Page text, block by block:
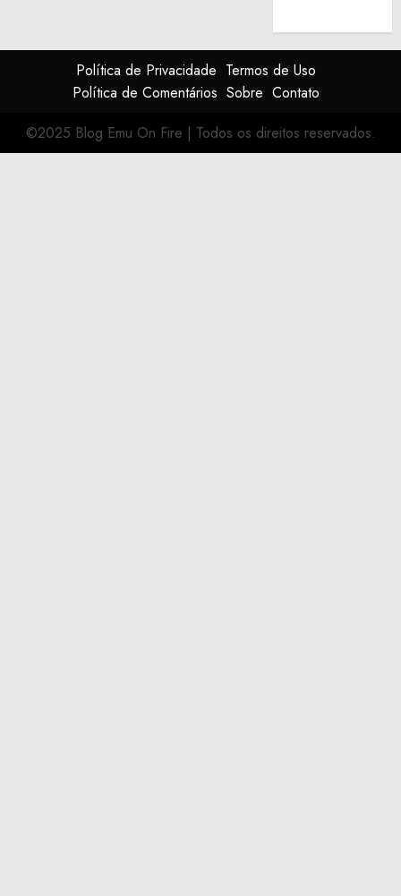
Política de Privacidade Termos de Uso
Política de Comentários Sobre Contato
©2025 Blog Emu On Fire | Todos os direitos reservados.